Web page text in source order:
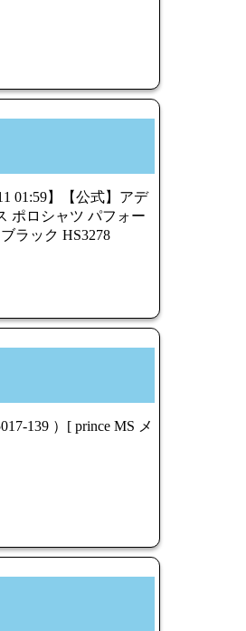
01:59】【公式】アデ
ポロシャツ パフォー
ラック HS3278
139 ）[ prince MS メ